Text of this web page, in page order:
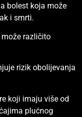
bolest koja može
i smrti.
različito
rizik obolijevanja
koji imaju više od
plućnog